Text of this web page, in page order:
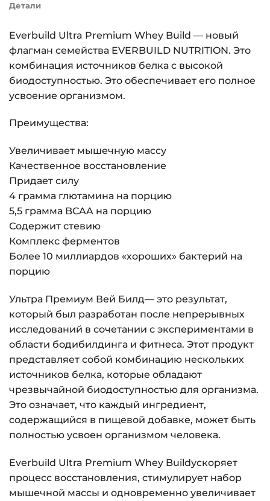
Детали
Everbuild Ultra Premium Whey Build — новый
флагман семейства EVERBUILD NUTRITION. Это
комбинация источников белка с высокой
биодоступностью. Это обеспечивает его полное
усвоение организмом.
Преимущества:
Увеличивает мышечную массу
Качественное восстановление
Придает силу
4 грамма глютамина на порцию
5,5 грамма BCAA на порцию
Содержит стевию
Комплекс ферментов
Более 10 миллиардов «хороших» бактерий на
порцию
Ультра Премиум Вей Билд— это результат,
который был разработан после непрерывных
исследований в сочетании с экспериментами в
области бодибилдинга и фитнеса. Этот продукт
представляет собой комбинацию нескольких
источников белка, которые обладают
чрезвычайной биодоступностью для организма.
Это означает, что каждый ингредиент,
содержащийся в пищевой добавке, может быть
полностью усвоен организмом человека.
Everbuild Ultra Premium Whey Buildускоряет
процесс восстановления, стимулирует набор
мышечной массы и одновременно увеличивает